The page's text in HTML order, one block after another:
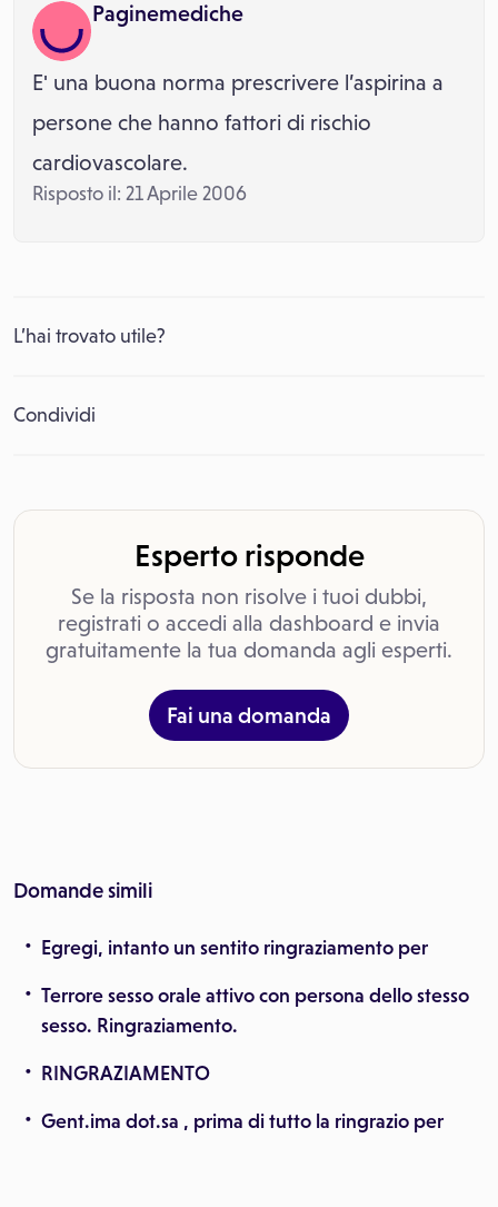
Paginemediche
E' una buona norma prescrivere l’aspirina a
persone che hanno fattori di rischio
cardiovascolare.
Risposto il: 21 Aprile 2006
L’hai trovato utile?
Condividi
Esperto risponde
Se la risposta non risolve i tuoi dubbi,
registrati o accedi alla dashboard e invia
gratuitamente la tua domanda agli esperti.
Fai una domanda
Domande simili
Egregi, intanto un sentito ringraziamento per
Terrore sesso orale attivo con persona dello stesso
sesso. Ringraziamento.
RINGRAZIAMENTO
Gent.ima dot.sa , prima di tutto la ringrazio per